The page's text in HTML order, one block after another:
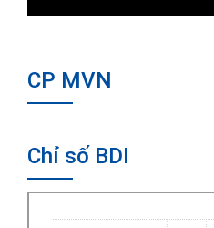
CP MVN
Chỉ số BDI